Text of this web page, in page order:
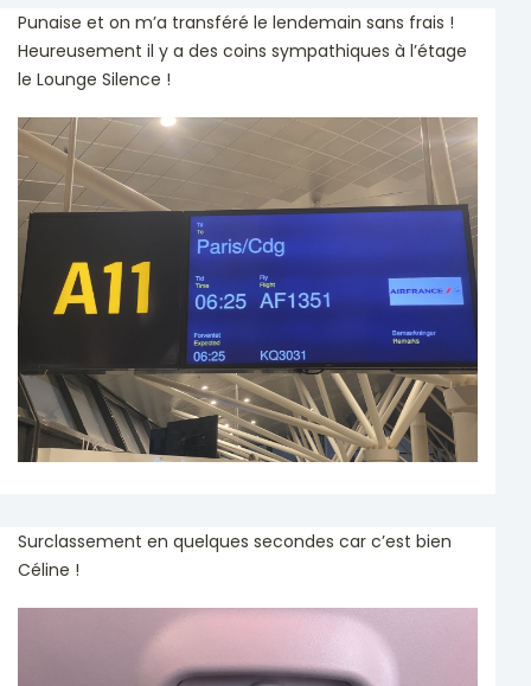
Punaise et on m’a transféré le lendemain sans frais !
Heureusement il y a des coins sympathiques à l’étage
le Lounge Silence !
Surclassement en quelques secondes car c’est bien
Céline !